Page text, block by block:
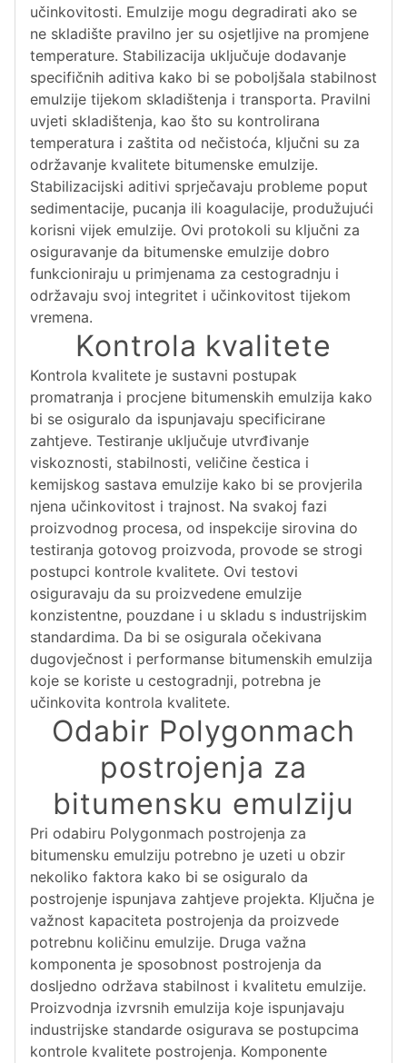
učinkovitosti. Emulzije mogu degradirati ako se
ne skladište pravilno jer su osjetljive na promjene
temperature. Stabilizacija uključuje dodavanje
specifičnih aditiva kako bi se poboljšala stabilnost
emulzije tijekom skladištenja i transporta. Pravilni
uvjeti skladištenja, kao što su kontrolirana
temperatura i zaštita od nečistoća, ključni su za
održavanje kvalitete bitumenske emulzije.
Stabilizacijski aditivi sprječavaju probleme poput
sedimentacije, pucanja ili koagulacije, produžujući
korisni vijek emulzije. Ovi protokoli su ključni za
osiguravanje da bitumenske emulzije dobro
funkcioniraju u primjenama za cestogradnju i
održavaju svoj integritet i učinkovitost tijekom
vremena.
Kontrola kvalitete
Kontrola kvalitete je sustavni postupak
promatranja i procjene bitumenskih emulzija kako
bi se osiguralo da ispunjavaju specificirane
zahtjeve. Testiranje uključuje utvrđivanje
viskoznosti, stabilnosti, veličine čestica i
kemijskog sastava emulzije kako bi se provjerila
njena učinkovitost i trajnost. Na svakoj fazi
proizvodnog procesa, od inspekcije sirovina do
testiranja gotovog proizvoda, provode se strogi
postupci kontrole kvalitete. Ovi testovi
osiguravaju da su proizvedene emulzije
konzistentne, pouzdane i u skladu s industrijskim
standardima. Da bi se osigurala očekivana
dugovječnost i performanse bitumenskih emulzija
koje se koriste u cestogradnji, potrebna je
učinkovita kontrola kvalitete.
Odabir Polygonmach
postrojenja za
bitumensku emulziju
Pri odabiru Polygonmach postrojenja za
bitumensku emulziju potrebno je uzeti u obzir
nekoliko faktora kako bi se osiguralo da
postrojenje ispunjava zahtjeve projekta. Ključna je
važnost kapaciteta postrojenja da proizvede
potrebnu količinu emulzije. Druga važna
komponenta je sposobnost postrojenja da
dosljedno održava stabilnost i kvalitetu emulzije.
Proizvodnja izvrsnih emulzija koje ispunjavaju
industrijske standarde osigurava se postupcima
kontrole kvalitete postrojenja. Komponente